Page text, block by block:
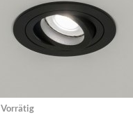
Vorrätig